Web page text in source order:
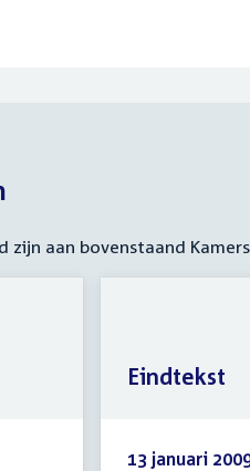
aan bovenstaand
13 januari
Eindtekst